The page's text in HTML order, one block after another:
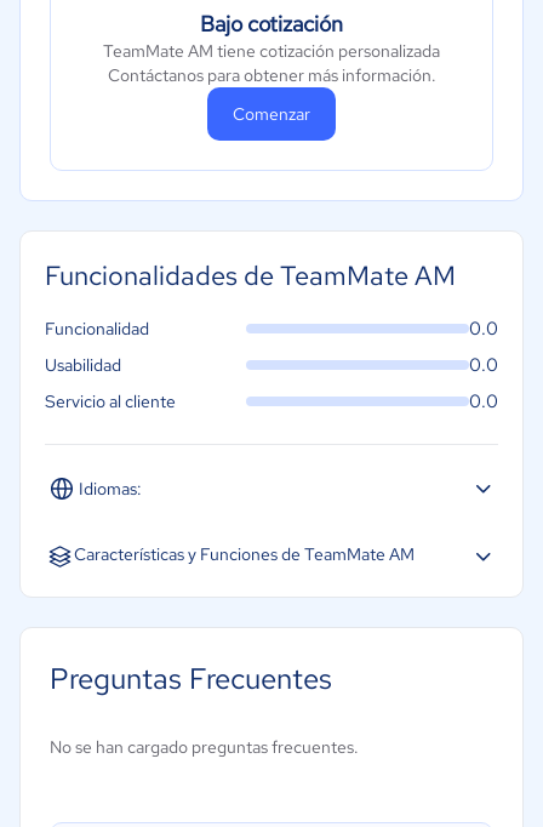
Bajo cotización
TeamMate AM tiene cotización personalizada
Contáctanos para obtener más información.
Comenzar
Funcionalidades de TeamMate AM
Idiomas:
Español Inglés Portugués
Funcionalidad 0.0
Usabilidad 0.0
Servicio al cliente 0.0
Características y Funciones de TeamMate AM
Creación de informes financieros
Preguntas Frecuentes
No se han cargado preguntas frecuentes.